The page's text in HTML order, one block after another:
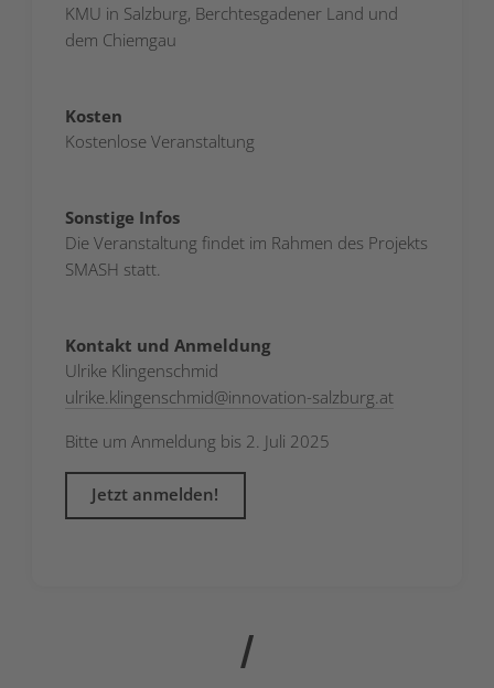
KMU in Salzburg, Berchtesgadener Land und
dem Chiemgau
Kosten
Kostenlose Veranstaltung
Sonstige Infos
Die Veranstaltung findet im Rahmen des Projekts
SMASH statt.
Kontakt und Anmeldung
Ulrike Klingenschmid
ulrike.klingenschmid@innovation-salzburg.at
Bitte um Anmeldung bis 2. Juli 2025
Jetzt anmelden!